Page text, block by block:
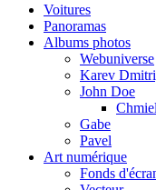
Voitures
Panoramas
Albums photos
Webuniverse
Karev
John Doe
Chmiel
Gabe
Pavel
Art numérique
Fonds